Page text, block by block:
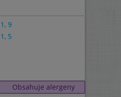
1 , 9
1 , 5
Obsahuje alergeny